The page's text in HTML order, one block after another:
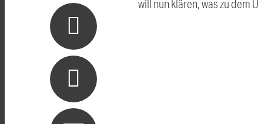
will nun klären, was zu dem